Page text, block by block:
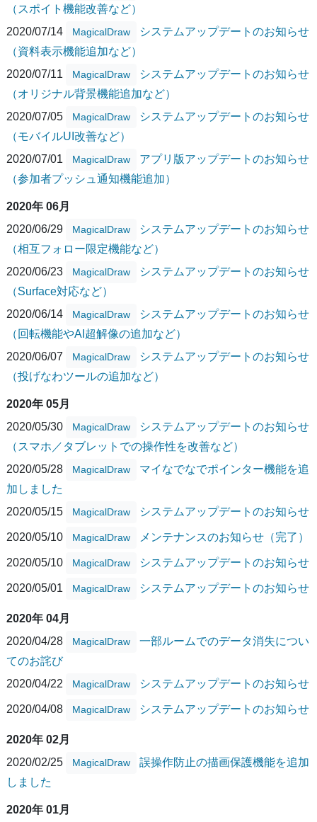
（スポイト機能改善など）
2020/07/14
MagicalDraw
システムアップデートのお知らせ
（資料表示機能追加など）
2020/07/11
MagicalDraw
システムアップデートのお知らせ
（オリジナル背景機能追加など）
2020/07/05
MagicalDraw
システムアップデートのお知らせ
（モバイルUI改善など）
2020/07/01
MagicalDraw
アプリ版アップデートのお知らせ
（参加者プッシュ通知機能追加）
2020年 06月
2020/06/29
MagicalDraw
システムアップデートのお知らせ
（相互フォロー限定機能など）
2020/06/23
MagicalDraw
システムアップデートのお知らせ
（Surface対応など）
2020/06/14
MagicalDraw
システムアップデートのお知らせ
（回転機能やAI超解像の追加など）
2020/06/07
MagicalDraw
システムアップデートのお知らせ
（投げなわツールの追加など）
2020年 05月
2020/05/30
MagicalDraw
システムアップデートのお知らせ
（スマホ／タブレットでの操作性を改善など）
2020/05/28
MagicalDraw
マイなでなでポインター機能を追
加しました
2020/05/15
MagicalDraw システムアップデートのお知らせ
2020/05/10 MagicalDraw メンテナンスのお知らせ（完了）
2020/05/10 MagicalDraw システムアップデートのお知らせ
2020/05/01 MagicalDraw システムアップデートのお知らせ
2020年 04月
2020/04/28
MagicalDraw
一部ルームでのデータ消失につい
てのお詫び
2020/04/22
MagicalDraw システムアップデートのお知らせ
2020/04/08 MagicalDraw システムアップデートのお知らせ
2020年 02月
2020/02/25
MagicalDraw
誤操作防止の描画保護機能を追加
しました
2020年 01月